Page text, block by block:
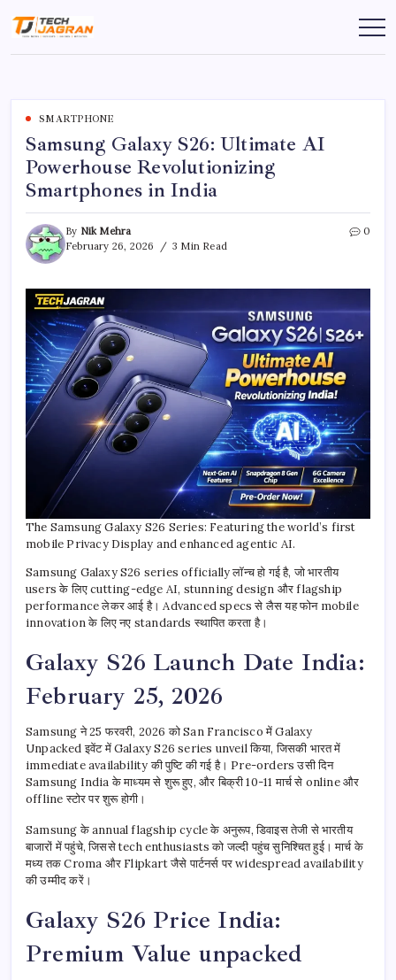
SMARTPHONE
Samsung Galaxy S26: Ultimate AI
Powerhouse Revolutionizing
Smartphones in India
By Nik Mehra
February 26, 2026
3 Min Read
0
The Samsung Galaxy S26 Series: Featuring the world’s first
mobile Privacy Display and enhanced agentic AI.
Samsung Galaxy S26 series officially लॉन्च हो गई है, जो भारतीय
users के लिए cutting-edge AI, stunning design और flagship
performance लेकर आई है। Advanced specs से लैस यह फोन mobile
innovation के लिए नए standards स्थापित करता है।
Galaxy S26 Launch Date India:
February 25, 2026
Samsung ने 25 फरवरी, 2026 को San Francisco में Galaxy
Unpacked इवेंट में Galaxy S26 series unveil किया, जिसकी भारत में
immediate availability की पुष्टि की गई है। Pre-orders उसी दिन
Samsung India के माध्यम से शुरू हुए, और बिक्री 10-11 मार्च से online और
offline स्टोर पर शुरू होगी।
Samsung के annual flagship cycle के अनुरूप, डिवाइस तेजी से भारतीय
बाजारों में पहुंचे, जिससे tech enthusiasts को जल्दी पहुंच सुनिश्चित हुई। मार्च के
मध्य तक Croma और Flipkart जैसे पार्टनर्स पर widespread availability
की उम्मीद करें।
Galaxy S26 Price India:
Premium Value unpacked